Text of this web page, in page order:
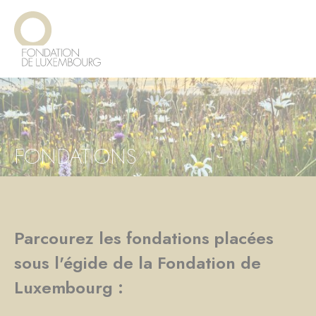
Aller
contenu
principal
FONDATIONS
Parcourez les fondations placées
sous l'égide de la Fondation de
Luxembourg :
Panneau de gestion des cookies